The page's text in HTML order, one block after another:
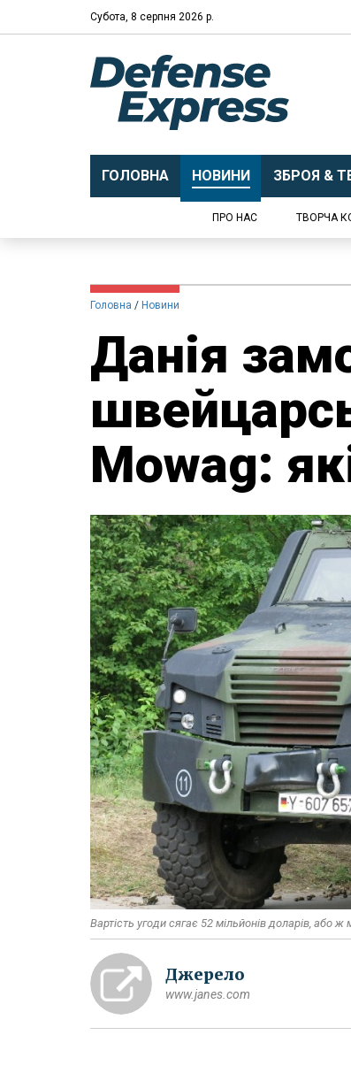
Субота, 8 серпня 2026 р.
ГОЛОВНА НОВИНИ ЗБРОЯ &
ПРО НАС ТВОРЧА
Головна Новини
Данія
Mowag:
Вартість угоди сягає 52 мільйонів доларів,
Джерело
www.janes.com